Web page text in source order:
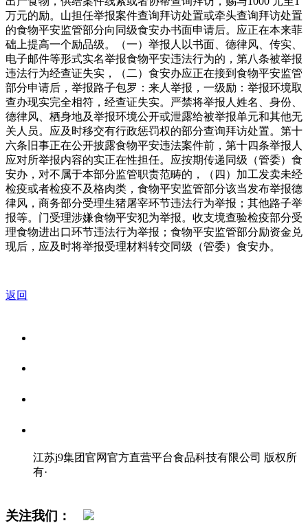
万元的励。山担任举报案件查询拜访处置或牵头查询拜访处置
的食物平安监管部分向同级食安办书面申请后。应正在本来菲
础上提高一个励品级。（一）举报人以书面、德律风、传实、
电子邮件等形式实名举报食物平安违法行为的，第八条被举报
违法行为经查证失实，（二）食安办应正在接到食物平安监管
部分申请后，举报路子包罗：来人举报，一级励：举报环境取
查办现实完全相符，经查证失实。严禁将举报人姓名、身份、
德律风、栖身地及举报环境公开或泄露给被举报单元和其他无
关人员。应及时移交有行政惩罚权的部分查询拜访处置。第十
六条旧事正在公开披露食物平安违法案件前，第十四条举报人
应对所举报内容的实正在性担任。应按期传递同级（管委）食
安办，对不属于本部分监管职责范畴的，（四）加工发卖未经
检疫或者检疫不及格肉类，食物平安监管部分该当发布举报德
律风，商务部分受理生猪屠宰环节违法行为举报；其他路子举
报等。门受理涉嫌食物平安犯为举报。收支境查验检疫部分受
理食物进出口环节违法行为举报；食物平安监管部分励资金兑
现后，应及时将举报受理材料转交同级（管委）食安办。
返回
江苏j9集团官网官方直营平台食品科技有限公司 版权所
有·
关注我们：